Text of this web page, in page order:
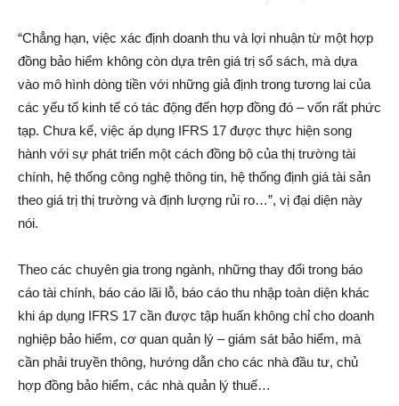
“Chẳng hạn, việc xác định doanh thu và lợi nhuận từ một hợp
đồng bảo hiểm không còn dựa trên giá trị sổ sách, mà dựa
vào mô hình dòng tiền với những giả định trong tương lai của
các yếu tố kinh tế có tác động đến hợp đồng đó – vốn rất phức
tạp. Chưa kể, việc áp dụng IFRS 17 được thực hiện song
hành với sự phát triển một cách đồng bộ của thị trường tài
chính, hệ thống công nghệ thông tin, hệ thống định giá tài sản
theo giá trị thị trường và định lượng rủi ro…”, vị đại diện này
nói.
Theo các chuyên gia trong ngành, những thay đổi trong báo
cáo tài chính, báo cáo lãi lỗ, báo cáo thu nhập toàn diện khác
khi áp dụng IFRS 17 cần được tập huấn không chỉ cho doanh
nghiệp bảo hiểm, cơ quan quản lý – giám sát bảo hiểm, mà
cần phải truyền thông, hướng dẫn cho các nhà đầu tư, chủ
hợp đồng bảo hiểm, các nhà quản lý thuế…